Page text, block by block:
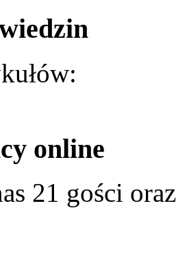
online
21 gości